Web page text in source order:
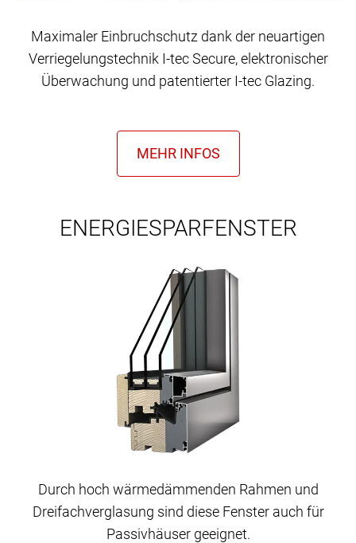
Maximaler Einbruchschutz dank der neuartigen
Verriegelungstechnik I-tec Secure, elektronischer
Überwachung und patentierter I-tec Glazing.
ENERGIESPARFENSTER
Durch hoch wärmedämmenden Rahmen und
Dreifachverglasung sind diese Fenster auch für
Passivhäuser geeignet.